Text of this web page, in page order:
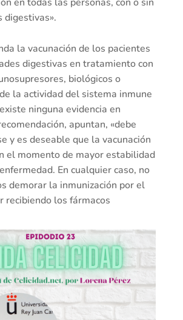
digestivas».
la vacunación de los pacientes
digestivas en tratamiento con
biológicos o
la actividad del sistema inmune
ninguna evidencia en
apuntan, «debe
y es deseable que la vacunación
el momento de mayor estabilidad
En cualquier caso, no
demorar la inmunización por el
recibiendo los fármacos